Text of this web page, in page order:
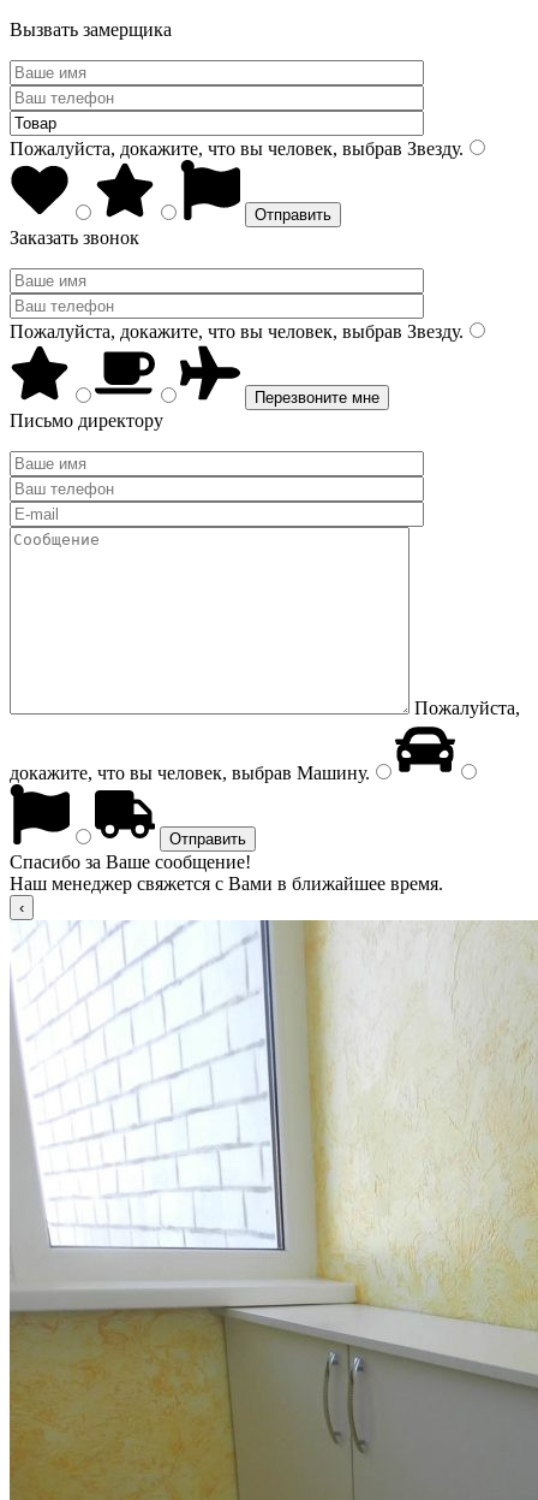
Вызвать замерщика
Пожалуйста, докажите, что вы человек, выбрав Звезду.
Заказать звонок
Пожалуйста, докажите, что вы человек, выбрав Звезду.
Письмо директору
Пожалуйста,
докажите, что вы человек, выбрав Машину.
Спасибо за Ваше сообщение!
Наш менеджер свяжется с Вами в ближайшее время.